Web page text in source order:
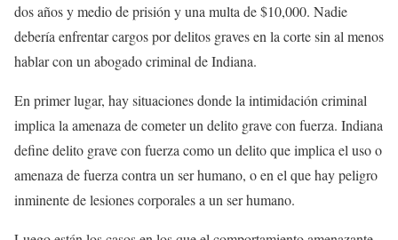
dos años y medio de prisión y una multa de $10,000. Nadie
debería enfrentar cargos por delitos graves en la corte sin al menos
hablar con un abogado criminal de Indiana.
En primer lugar, hay situaciones donde la intimidación criminal
implica la amenaza de cometer un delito grave con fuerza. Indiana
define delito grave con fuerza como un delito que implica el uso o
amenaza de fuerza contra un ser humano, o en el que hay peligro
inminente de lesiones corporales a un ser humano.